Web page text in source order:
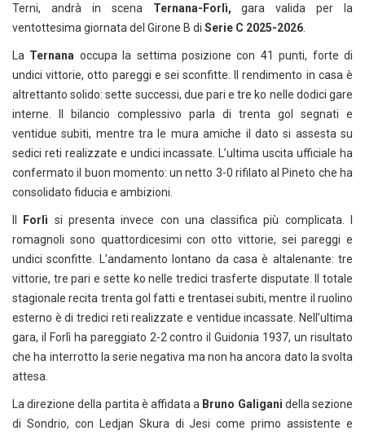
Terni, andrà in scena Ternana-Forlì, gara valida per la
ventottesima giornata del Girone B di Serie C 2025-2026
La Ternana occupa la settima posizione con 41 punti, forte di
undici vittorie, otto pareggi e sei sconfitte. Il rendimento in casa è
altrettanto solido: sette successi, due pari e tre ko nelle dodici gare
interne. Il bilancio complessivo parla di trenta gol segnati e
ventidue subiti, mentre tra le mura amiche il dato si assesta su
sedici reti realizzate e undici incassate. L’ultima uscita ufficiale ha
confermato il buon momento: un netto 3-0 rifilato al Pineto che ha
consolidato fiducia e ambizioni.
Forlì si presenta invece con una classifica più complicata. I
romagnoli sono quattordicesimi con otto vittorie, sei pareggi e
undici sconfitte. L’andamento lontano da casa è altalenante: tre
vittorie, tre pari e sette ko nelle tredici trasferte disputate. Il totale
stagionale recita trenta gol fatti e trentasei subiti, mentre il ruolino
esterno è di tredici reti realizzate e ventidue incassate. Nell’ultima
gara, il Forlì ha pareggiato 2-2 contro il Guidonia 1937, un risultato
che ha interrotto la serie negativa ma non ha ancora dato la svolta
attesa.
La direzione della partita è affidata a Bruno Galigani della sezione
di Sondrio, con Ledjan Skura di Jesi come primo assistente e